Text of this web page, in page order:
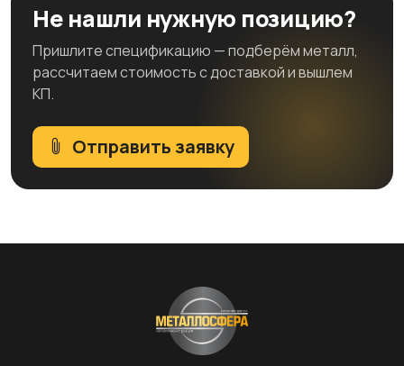
Не нашли нужную позицию?
Пришлите спецификацию — подберём металл,
рассчитаем стоимость с доставкой и вышлем
КП.
Отправить заявку